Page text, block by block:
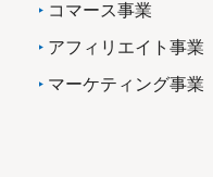
コマース事業
アフィリエイト事業
マーケティング事業